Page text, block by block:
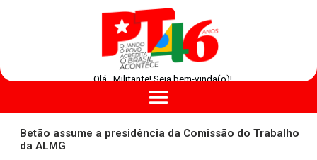
Olá , Militante! Seja bem-vinda(o)!
Betão assume a presidência da Comissão do Trabalho
da ALMG